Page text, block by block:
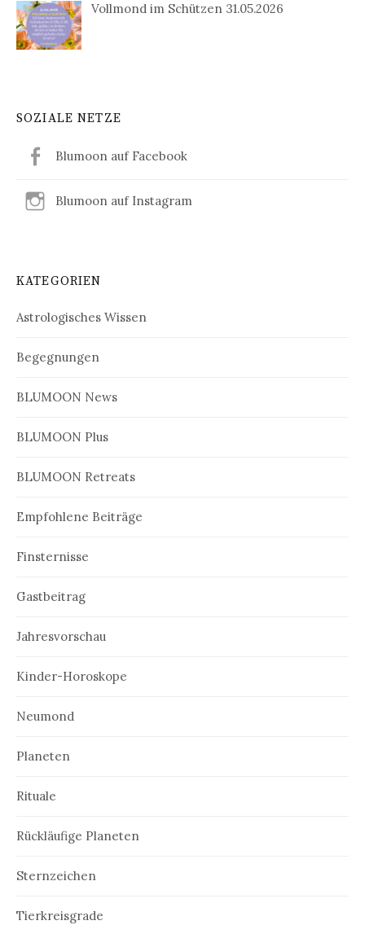
Vollmond im Schützen 31.05.2026
SOZIALE NETZE
Blumoon auf Facebook
Blumoon auf Instagram
KATEGORIEN
Astrologisches Wissen
Begegnungen
BLUMOON News
BLUMOON Plus
BLUMOON Retreats
Empfohlene Beiträge
Finsternisse
Gastbeitrag
Jahresvorschau
Kinder-Horoskope
Neumond
Planeten
Rituale
Rückläufige Planeten
Sternzeichen
Tierkreisgrade